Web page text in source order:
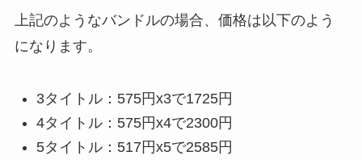
上記のようなバンドルの場合、価格は以下のよう
になります。
3タイトル：575円x3で1725円
4タイトル：575円x4で2300円
5タイトル：517円x5で2585円